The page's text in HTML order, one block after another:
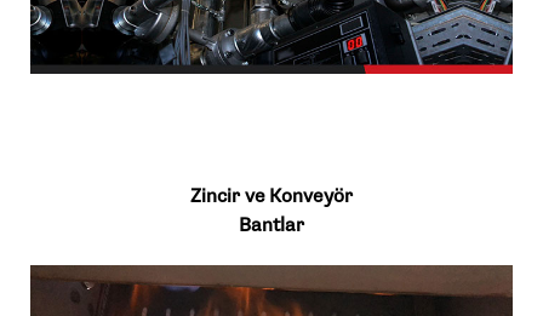
Zincir ve Konveyör
Bantlar